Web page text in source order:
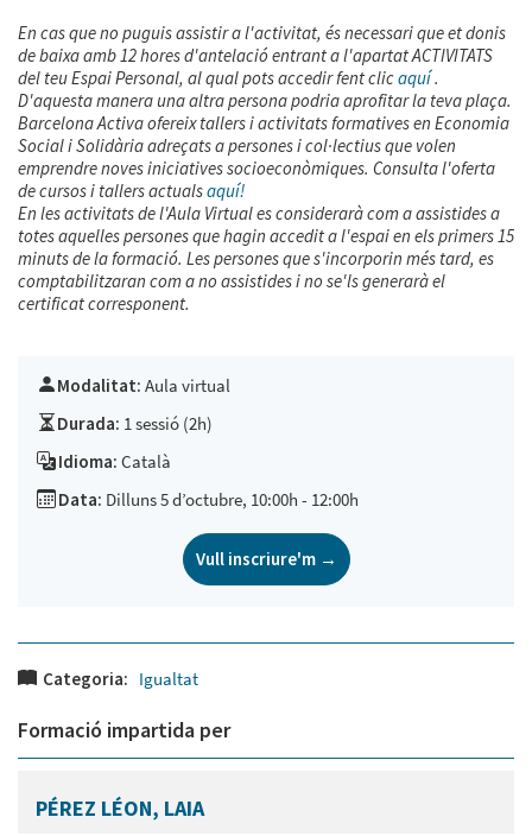
En cas que no puguis assistir a l'activitat, és necessari que et donis
de baixa amb 12 hores d'antelació entrant a l'apartat ACTIVITATS
del teu Espai Personal, al qual pots accedir fent clicaquí.
D'aquesta manera una altra persona podria aprofitar la teva plaça.
Barcelona Activa ofereix tallers i activitats formatives en Economia
Social i Solidària adreçats a persones i col·lectius que volen
emprendre noves iniciatives socioeconòmiques. Consulta l'oferta
de cursos i tallers actualsaquí!
En les activitats de l'Aula Virtual es considerarà com a assistides a
totes aquelles persones que hagin accedit a l'espai en els primers 15
minuts de la formació. Les persones que s'incorporin més tard, es
comptabilitzaran com a no assistides i no se'ls generarà el
certificat corresponent.
Modalitat: Aula virtual
Durada: 1 sessió (2h)
Idioma: Català
Data: Dilluns 5 d’octubre, 10:00h - 12:00h
Vull inscriure'm →
Categoria: Igualtat
Formació impartida per
PÉREZ LÉON, LAIA